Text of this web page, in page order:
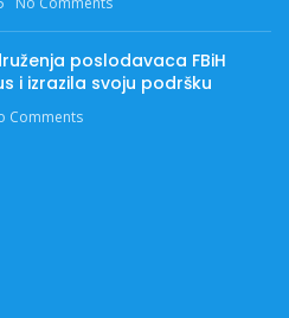
poslodavaca FBiH
i izrazila svoju podršku
Comments